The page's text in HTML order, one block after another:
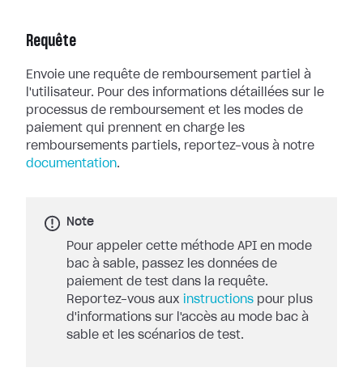
Requête
Envoie une requête de remboursement partiel à
l'utilisateur. Pour des
informations détaillées sur le
processus de remboursement et les modes de
paiement qui prennent en charge les
remboursements partiels, reportez-vous à notre
documentation.
Note
Pour appeler cette méthode API en mode
bac à sable, passez les données de
paiement de test dans la requête.
Reportez-vous aux
instructions pour plus
d'informations sur l'accès au mode bac à
sable et les scénarios de test.